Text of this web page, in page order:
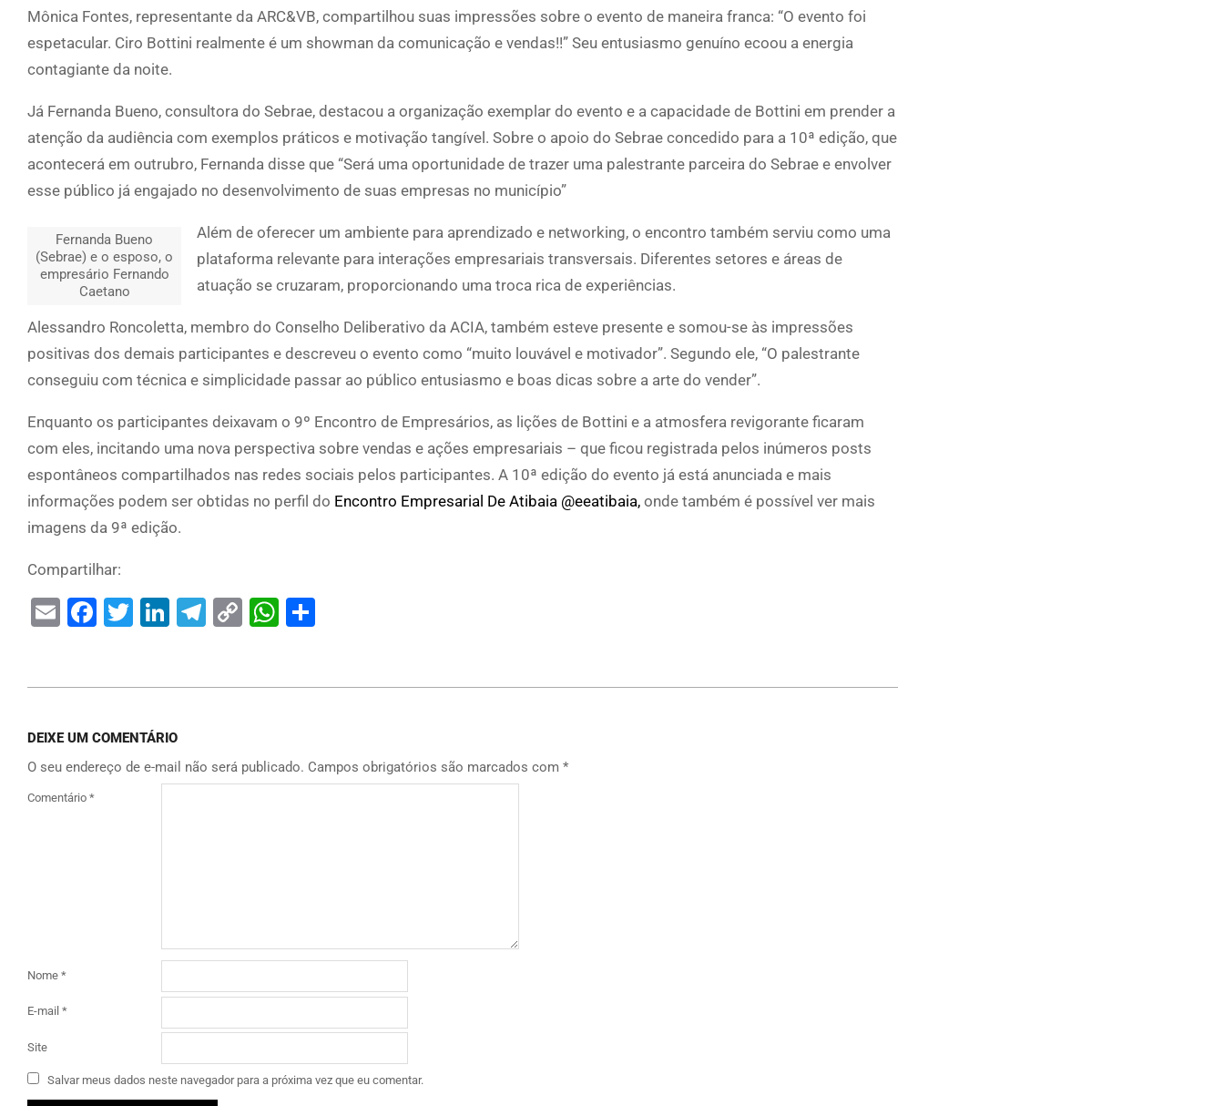
Mônica Fontes, representante da ARC&VB, compartilhou suas impressões sobre o evento de maneira franca: “O evento foi
espetacular. Ciro Bottini realmente é um showman da comunicação e vendas!!” Seu entusiasmo genuíno ecoou a energia
contagiante da noite.
Já Fernanda Bueno, consultora do Sebrae, destacou a organização exemplar do evento e a capacidade de Bottini em prender a
atenção da audiência com exemplos práticos e motivação tangível. Sobre o apoio do Sebrae concedido para a 10ª edição, que
acontecerá em outrubro, Fernanda disse que “Será uma oportunidade de trazer uma palestrante parceira do Sebrae e envolver
esse público já engajado no desenvolvimento de suas empresas no município”
Fernanda Bueno
(Sebrae) e o esposo, o
empresário Fernando
Caetano
Além de oferecer um ambiente para aprendizado e networking, o encontro também serviu como uma
plataforma relevante para interações empresariais transversais. Diferentes setores e áreas de
atuação se cruzaram, proporcionando uma troca rica de experiências.
Alessandro Roncoletta, membro do Conselho Deliberativo da ACIA, também esteve presente e somou-se às impressões
positivas dos demais participantes e descreveu o evento como “muito louvável e motivador”. Segundo ele, “O palestrante
conseguiu com técnica e simplicidade passar ao público entusiasmo e boas dicas sobre a arte do vender”.
Enquanto os participantes deixavam o 9º Encontro de Empresários, as lições de Bottini e a atmosfera revigorante ficaram
com eles, incitando uma nova perspectiva sobre vendas e ações empresariais – que ficou registrada pelos inúmeros posts
espontâneos compartilhados nas redes sociais pelos participantes. A 10ª edição do evento já está anunciada e mais
informações podem ser obtidas no perfil do Encontro Empresarial De Atibaia @eeatibaia, onde também é possível ver mais
imagens da 9ª edição.
Compartilhar:
EmailFacebook
Twitter
LinkedIn
Telegram
CopyWhatsApp
DEIXE UM COMENTÁRIO
O seu endereço de e-mail não será publicado. Campos obrigatórios são marcados com *
Comentário *
Nome *
E-mail *
Site
Salvar meus dados neste navegador para a próxima vez que eu comentar.